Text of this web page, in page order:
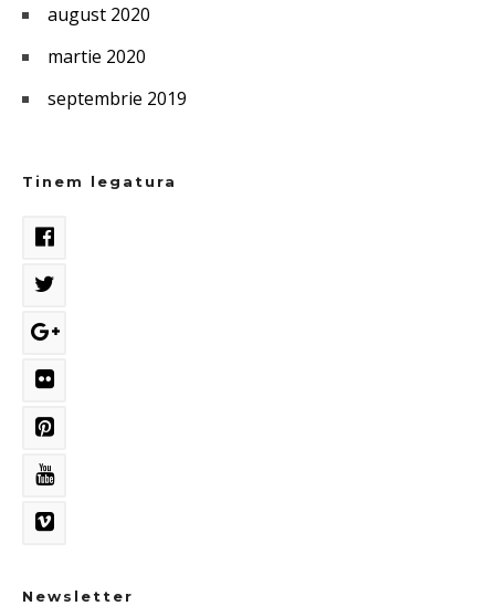
august 2020
martie 2020
septembrie 2019
Tinem legatura
Newsletter